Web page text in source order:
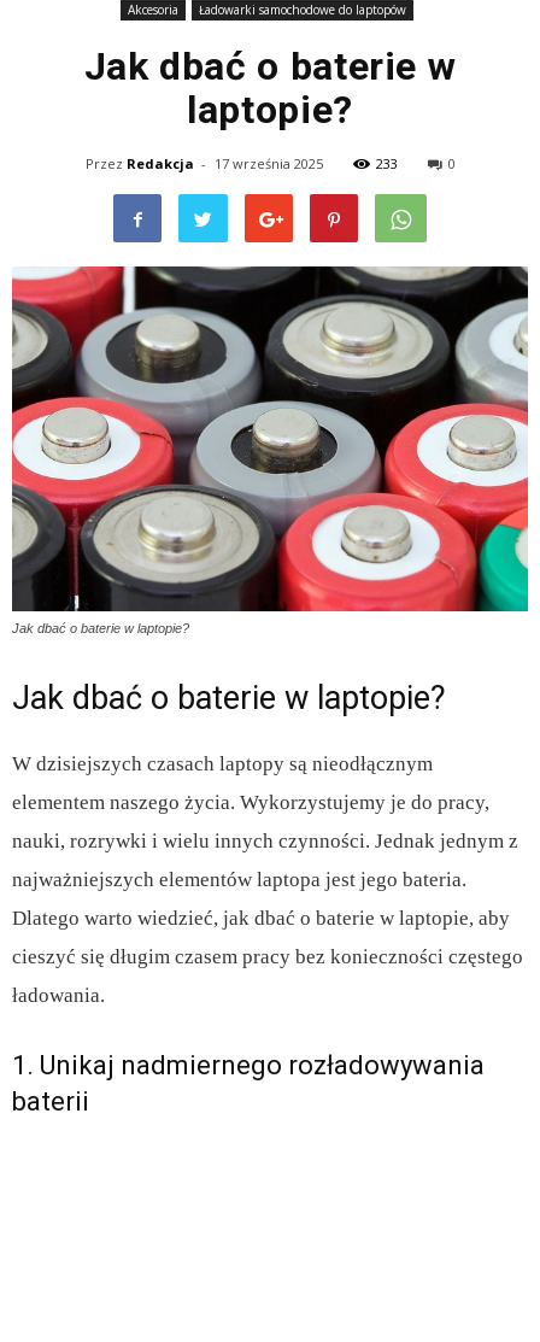
Akcesoria Ładowarki samochodowe do laptopów
Jak dbać o baterie w
laptopie?
Przez Redakcja - 17 września 2025 233 0
Jak dbać o baterie w laptopie?
Jak dbać o baterie w laptopie?
W dzisiejszych czasach laptopy są nieodłącznym
elementem naszego życia. Wykorzystujemy je do pracy,
nauki, rozrywki i wielu innych czynności. Jednak jednym z
najważniejszych elementów laptopa jest jego bateria.
Dlatego warto wiedzieć, jak dbać o baterie w laptopie, aby
cieszyć się długim czasem pracy bez konieczności częstego
ładowania.
1. Unikaj nadmiernego rozładowywania
baterii